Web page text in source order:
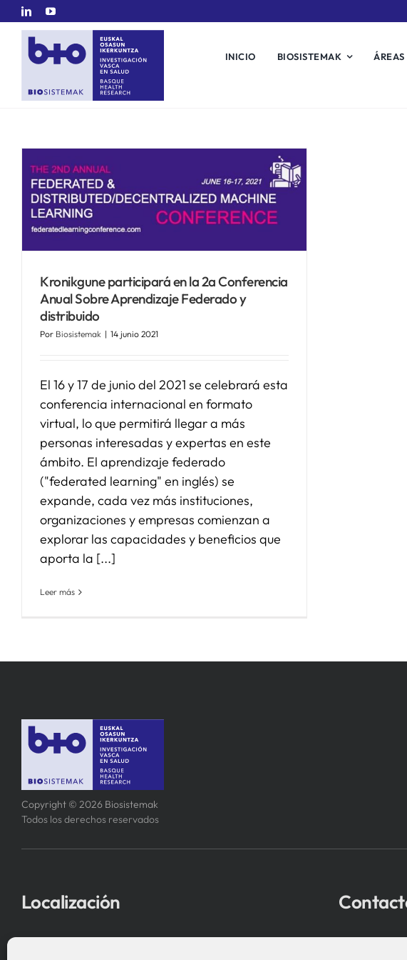
Saltar
contenido
INICIO BIOSISTEMAK
Kronikgune participará en la 2a Conferencia
Anual Sobre Aprendizaje Federado y
distribuido
Por Biosistemak | 14 junio 2021
El 16 y 17 de junio del 2021 se celebrará esta
conferencia internacional en formato
virtual, lo que permitirá llegar a más
personas interesadas y expertas en este
ámbito. El aprendizaje federado
("federated learning" en inglés) se
expande, cada vez más instituciones,
organizaciones y empresas comienzan a
explorar las capacidades y beneficios que
aporta la [...]
Leer más
Copyright © 2026 Biosistemak
Todos los derechos reservados
Localización